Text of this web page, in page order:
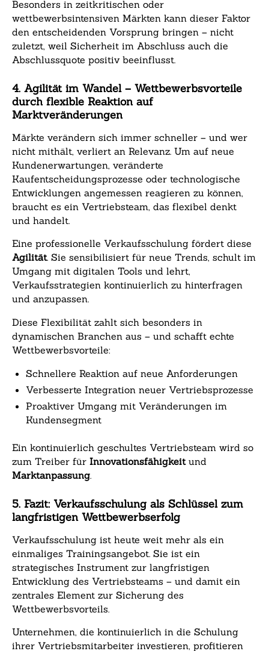
Besonders in zeitkritischen oder
wettbewerbsintensiven Märkten kann dieser Faktor
den entscheidenden Vorsprung bringen – nicht
zuletzt, weil Sicherheit im Abschluss auch die
Abschlussquote positiv beeinflusst.
4. Agilität im Wandel – Wettbewerbsvorteile
durch flexible Reaktion auf
Marktveränderungen
Märkte verändern sich immer schneller – und wer
nicht mithält, verliert an Relevanz. Um auf neue
Kundenerwartungen, veränderte
Kaufentscheidungsprozesse oder technologische
Entwicklungen angemessen reagieren zu können,
braucht es ein Vertriebsteam, das flexibel denkt
und handelt.
Eine professionelle Verkaufsschulung fördert diese
Agilität. Sie sensibilisiert für neue Trends, schult im
Umgang mit digitalen Tools und lehrt,
Verkaufsstrategien kontinuierlich zu hinterfragen
und anzupassen.
Diese Flexibilität zahlt sich besonders in
dynamischen Branchen aus – und schafft echte
Wettbewerbsvorteile:
Schnellere Reaktion auf neue Anforderungen
Verbesserte Integration neuer Vertriebsprozesse
Proaktiver Umgang mit Veränderungen im
Kundensegment
Ein kontinuierlich geschultes Vertriebsteam wird so
zum Treiber für Innovationsfähigkeitund
Marktanpassung.
5. Fazit: Verkaufsschulung als Schlüssel zum
langfristigen Wettbewerbserfolg
Verkaufsschulung ist heute weit mehr als ein
einmaliges Trainingsangebot. Sie ist ein
strategisches Instrument zur langfristigen
Entwicklung des Vertriebsteams – und damit ein
zentrales Element zur Sicherung des
Wettbewerbsvorteils.
Unternehmen, die kontinuierlich in die Schulung
ihrer Vertriebsmitarbeiter investieren, profitieren